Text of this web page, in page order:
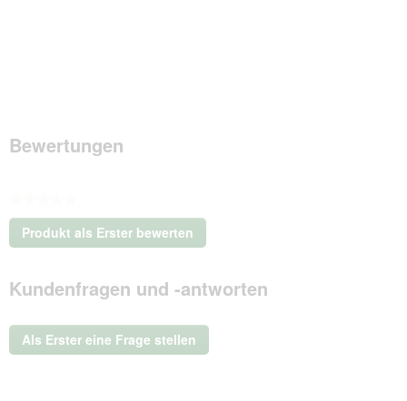
Bewertungen
Kein
Beurteilungswert
Produkt als Erster bewerten
.
dieser
Aktion
ein
modales
Kundenfragen und -antworten
Als Erster eine Frage stellen